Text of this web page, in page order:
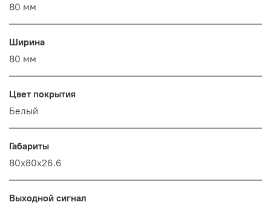
80 мм
Ширина
80 мм
Цвет покрытия
Белый
Габариты
80x80x26.6
Выходной сигнал